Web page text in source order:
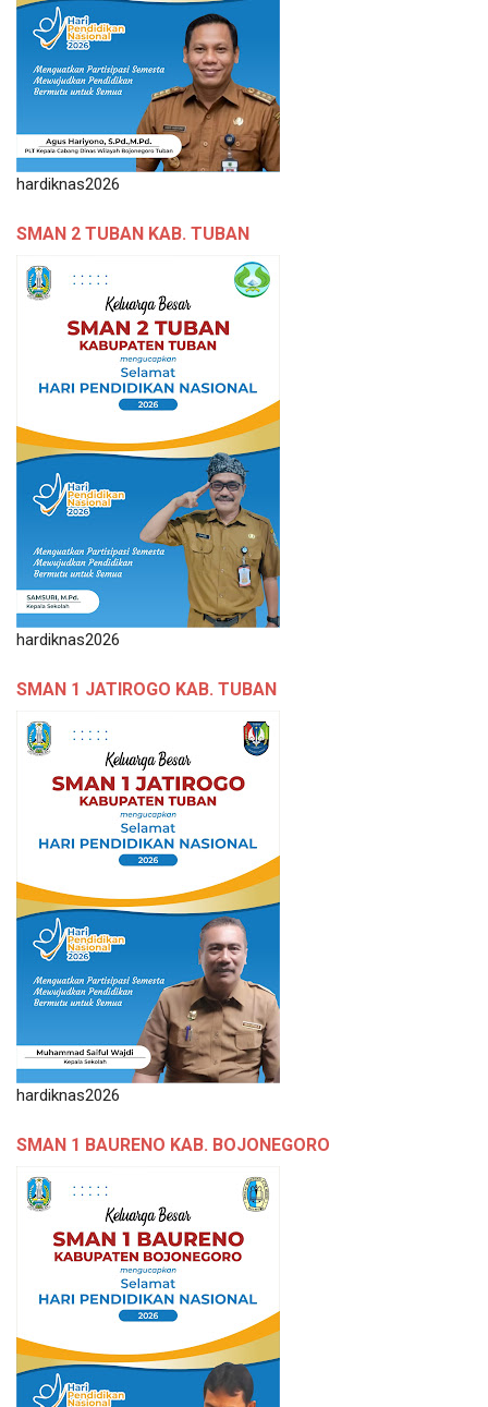
hardiknas2026
SMAN 2 TUBAN KAB. TUBAN
hardiknas2026
SMAN 1 JATIROGO KAB. TUBAN
hardiknas2026
SMAN 1 BAURENO KAB. BOJONEGORO